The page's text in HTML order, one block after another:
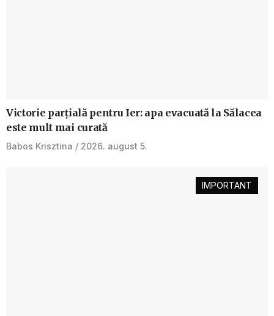
Victorie parțială pentru Ier: apa evacuată la Sălacea
este mult mai curată
Babos Krisztina 2026. august 5.
IMPORTANT